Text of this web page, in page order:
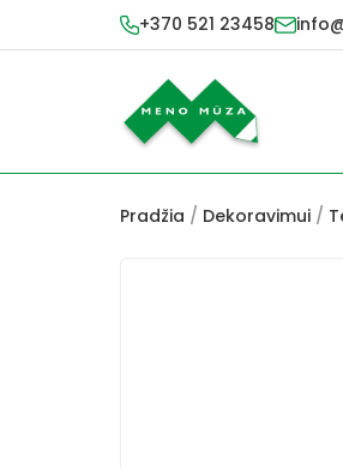
+370 521 23458
Pradžia / Dekoravimui /